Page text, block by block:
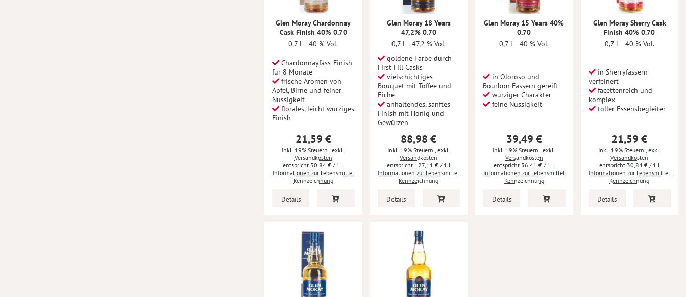
Glen Moray Chardonnay
Cask Finish 40% 0.70
0,7 l
40 % Vol.
Chardonnayfass-Finish
für 8 Monate
frische Aromen von
Apfel, Birne und feiner
Nussigkeit
florales, leicht würziges
Finish
21,59 €
Inkl. 19% Steuern, exkl.
Versandkosten
30,84 € / 1 l
Informationen zur Lebensmittel
Kennzeichnung
Details
Glen Moray 18 Years
47,2% 0.70
0,7 l
47,2 % Vol.
goldene Farbe durch
First Fill Casks
vielschichtiges
Bouquet mit Toffee und
Eiche
anhaltendes, sanftes
Finish mit Honig und
Gewürzen
88,98 €
Inkl. 19% Steuern , exkl.
Versandkosten
127,11 €/ 1 l
Informationen zur Lebensmittel
Kennzeichnung
Details
Glen Moray 15 Years 40%
0.70
0,7 l
40 % Vol.
in Oloroso und
Bourbon Fässern gereift
würziger Charakter
feine Nussigkeit
39,49 €
Inkl. 19% Steuern, exkl.
Versandkosten
56,41 € / 1 l
Informationen zur Lebensmittel
Kennzeichnung
Details
Glen Moray Sherry Cask
Finish 40% 0.70
0,7 l
40 % Vol.
in Sherryfässern
verfeinert
facettenreich und
komplex
toller Essensbegleiter
21,59 €
Inkl. 19% Steuern , exkl.
Versandkosten
30,84 €/ 1 l
Informationen zur Lebensmittel
Kennzeichnung
Details